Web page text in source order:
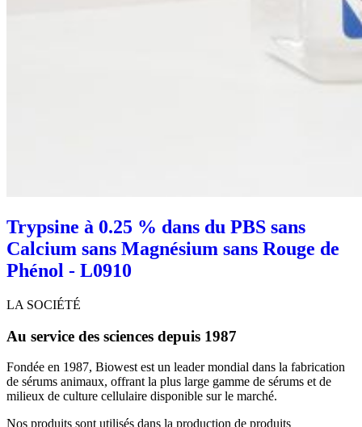
Trypsine à 0.25 % dans du PBS sans
Calcium sans Magnésium sans Rouge de
Phénol - L0910
LA SOCIÉTÉ
Au service des sciences depuis 1987
Fondée en 1987, Biowest est un leader mondial dans la fabrication
de sérums animaux, offrant la plus large gamme de sérums et de
milieux de culture cellulaire disponible sur le marché.
Nos produits sont utilisés dans la production de produits